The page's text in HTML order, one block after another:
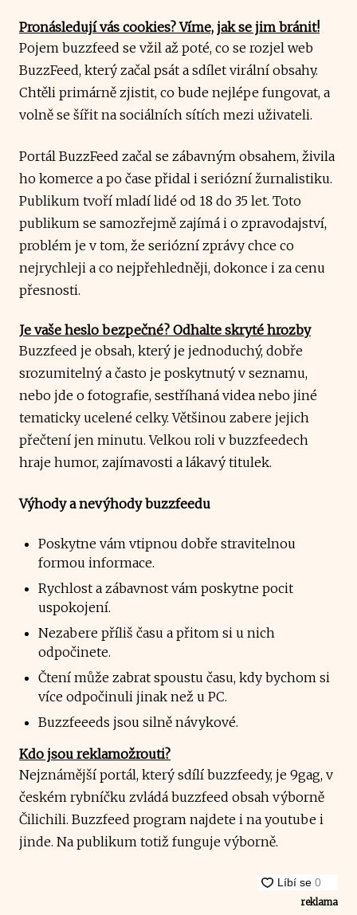
Pronásledují vás cookies? Víme, jak se jim bránit!
Pojem buzzfeed se vžil až poté, co se rozjel web
BuzzFeed, který začal psát a sdílet virální obsahy.
Chtěli primárně zjistit, co bude nejlépe fungovat, a
volně se šířit na sociálních sítích mezi uživateli.
Portál BuzzFeed začal se zábavným obsahem, živila
ho komerce a po čase přidal i seriózní žurnalistiku.
Publikum tvoří mladí lidé od 18 do 35 let. Toto
publikum se samozřejmě zajímá i o zpravodajství,
problém je v tom, že seriózní zprávy chce co
nejrychleji a co nejpřehledněji, dokonce i za cenu
přesnosti.
Je vaše heslo bezpečné? Odhalte skryté hrozby
Buzzfeed je obsah, který je jednoduchý, dobře
srozumitelný a často je poskytnutý v seznamu,
nebo jde o fotografie, sestříhaná videa nebo jiné
tematicky ucelené celky. Většinou zabere jejich
přečtení jen minutu. Velkou roli v buzzfeedech
hraje humor, zajímavosti a lákavý titulek.
Výhody a nevýhody buzzfeedu
Poskytne vám vtipnou dobře stravitelnou
formou informace.
Rychlost a zábavnost vám poskytne pocit
uspokojení.
Nezabere příliš času a přitom si u nich
odpočinete.
Čtení může zabrat spoustu času, kdy bychom si
více odpočinuli jinak než u PC.
Buzzfeeeds jsou silně návykové.
Kdo jsou reklamožrouti?
Nejznámější portál, který sdílí buzzfeedy, je 9gag, v
českém rybníčku zvládá buzzfeed obsah výborně
Čilichili. Buzzfeed program najdete i na youtube i
jinde. Na publikum totiž funguje výborně.
reklama